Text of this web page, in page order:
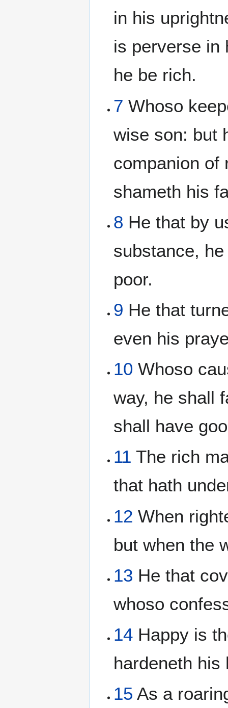
in his
is perverse in
he be rich.
7 Whoso
wise son: but
companion of
shameth his
8 He that by
substance,
poor.
9 He that
even his
10 Whoso
way, he shall
shall have
11 The rich
that hath
12 When
but when the
13 He that
whoso
14 Happy is
hardeneth
15 As a